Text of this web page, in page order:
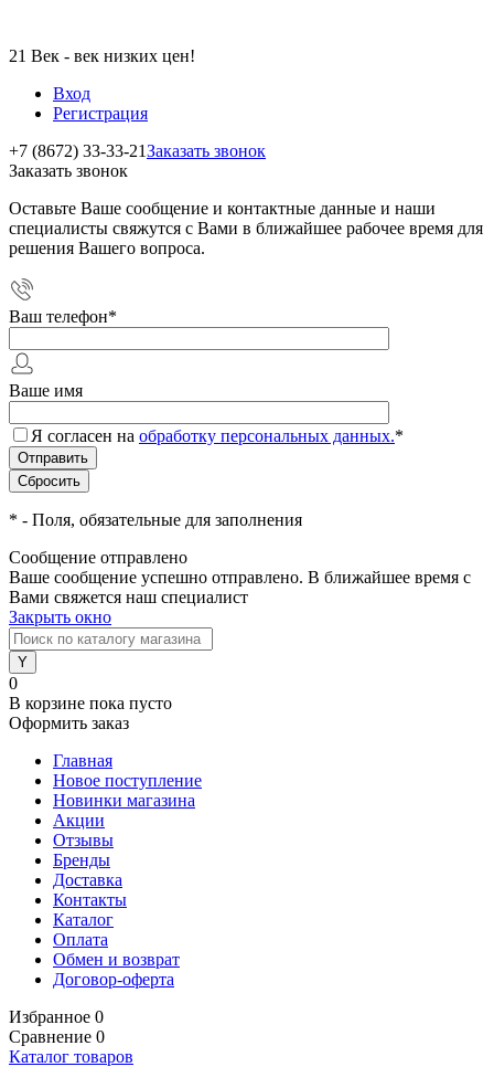
21 Век - век низких цен!
Вход
Регистрация
+7 (8672) 33-33-21Заказать звонок
Заказать звонок
Оставьте Ваше сообщение и контактные данные и наши
специалисты свяжутся с Вами в ближайшее рабочее время для
решения Вашего вопроса.
Ваш телефон*
Ваше имя
Я согласен на обработку персональных данных.*
* - Поля, обязательные для заполнения
Сообщение отправлено
Ваше сообщение успешно отправлено. В ближайшее время с
Вами свяжется наш специалист
Закрыть окно
0
В корзине пока пусто
Оформить заказ
Главная
Новое поступление
Новинки магазина
Акции
Отзывы
Бренды
Доставка
Контакты
Каталог
Оплата
Обмен и возврат
Договор-оферта
Избранное 0
Сравнение 0
Каталог товаров